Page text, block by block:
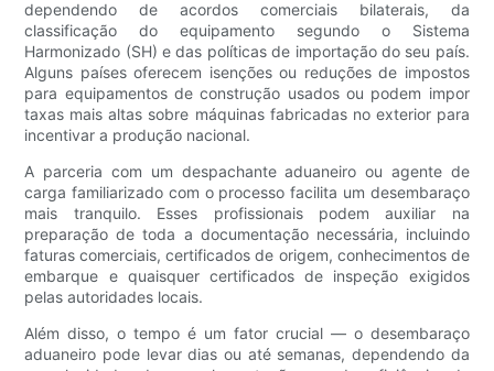
dependendo de acordos comerciais bilaterais, da
classificação do equipamento segundo o Sistema
Harmonizado (SH) e das políticas de importação do seu país.
Alguns países oferecem isenções ou reduções de impostos
para equipamentos de construção usados ​​ou podem impor
taxas mais altas sobre máquinas fabricadas no exterior para
incentivar a produção nacional.
A parceria com um despachante aduaneiro ou agente de
carga familiarizado com o processo facilita um desembaraço
mais tranquilo. Esses profissionais podem auxiliar na
preparação de toda a documentação necessária, incluindo
faturas comerciais, certificados de origem, conhecimentos de
embarque e quaisquer certificados de inspeção exigidos
pelas autoridades locais.
Além disso, o tempo é um fator crucial — o desembaraço
aduaneiro pode levar dias ou até semanas, dependendo da